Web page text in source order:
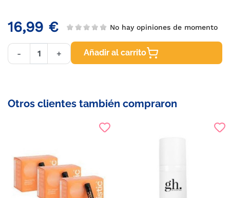
16,99 € No hay opiniones de momento
- + Añadir al carrito
Otros clientes también compraron